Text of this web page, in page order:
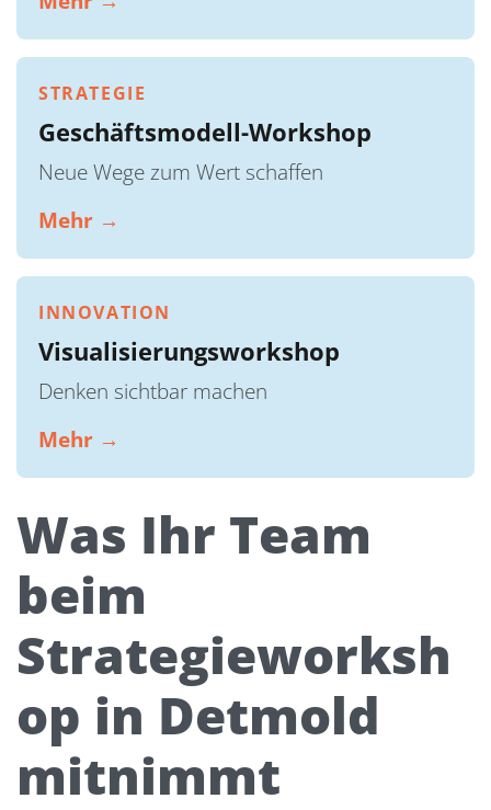
STRATEGIE
Geschäftsmodell-Workshop
Neue Wege zum Wert schaffen
Mehr →
INNOVATION
Visualisierungsworkshop
Denken sichtbar machen
Mehr →
Was Ihr Team
beim
Strategieworksh
op in Detmold
mitnimmt